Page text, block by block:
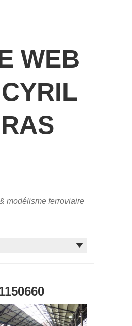
WEB
modélisme ferroviaire